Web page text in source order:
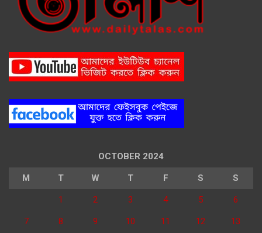
OCTOBER 2024
M T W T F S S
1 2 3 4 5 6
7 8 9 10 11 12 13